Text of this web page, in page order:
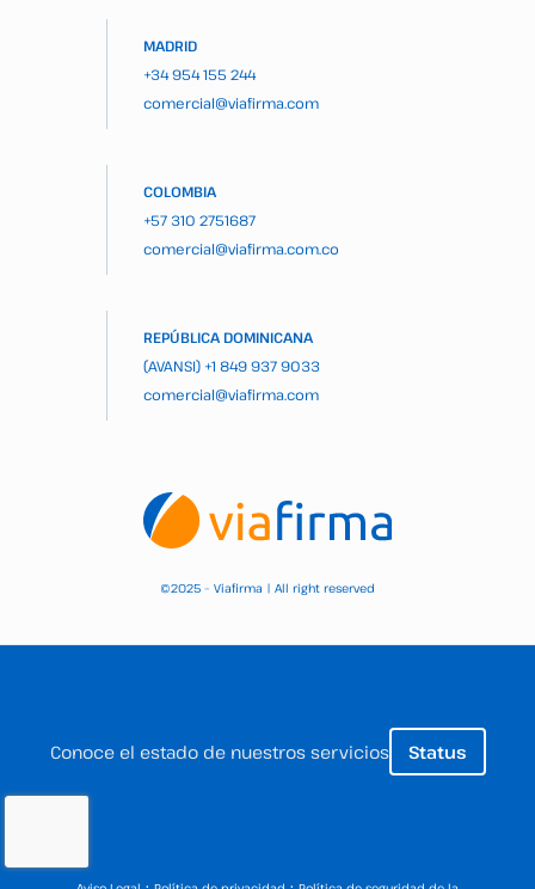
MADRID
+34 954 155 244
comercial@viafirma.com
COLOMBIA
+57 310 2751687
comercial@viafirma.com.co
REPÚBLICA DOMINICANA
(AVANSI) +1 849 937 9033
comercial@viafirma.com
©2025 – Viafirma | All right reserved
Conoce el estado de nuestros servicios Status